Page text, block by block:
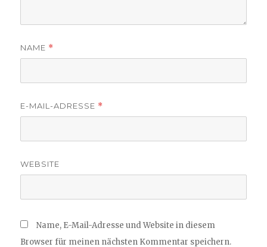
NAME *
E-MAIL-ADRESSE *
WEBSITE
Name, E-Mail-Adresse und Website in diesem
Browser für meinen nächsten Kommentar speichern.